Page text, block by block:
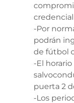
-Por
podrán
de fútbol
-El
puerta 2
-Los